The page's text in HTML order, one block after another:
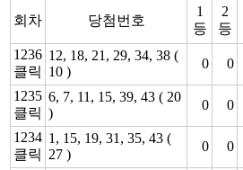
회차 당첨번호
1
등
2
등
1236
클릭
12, 18, 21, 29, 34, 38 (
10 )
0 0
1235
클릭
6, 7, 11, 15, 39, 43 ( 20
)
0 0
1234
클릭
1, 15, 19, 31, 35, 43 (
27 )
0 0